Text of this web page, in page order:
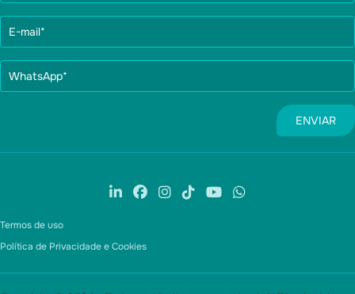
Termos de uso
Política de Privacidade e Cookies